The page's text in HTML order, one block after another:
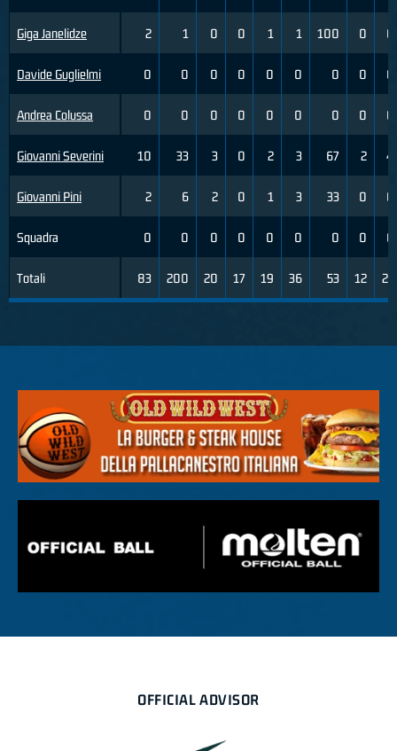
Giga Janelidze
Davide Guglielmi
Andrea Colussa
Giovanni Severini
Giovanni Pini
Squadra
Totali
2 1 0 0 1 1 100 0 0
0 0 0 0 0 0 0 0 0
0 0 0 0 0 0 0 0 0
10 33 3 0 2 3 67 2 4
2 6 2 0 1 3 33 0 0
0 0 0 0 0 0 0 0 0
83 200 20 17 19 36 53 12 25
OFFICIAL ADVISOR